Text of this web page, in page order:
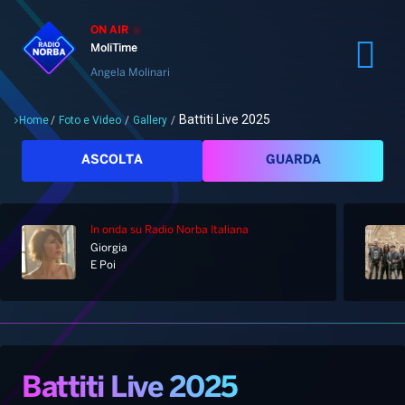
ON AIR
MoliTime
Angela Molinari
Cerca
Home
Radio
Classifiche
Notizie
Top News
Pod&Play
Home/ Foto e Video / Gallery / Battiti Live 2025
ASCOLTA GUARDA
In onda su Radio Norba Italiana
Giorgia
E Poi
Battiti Live 2025